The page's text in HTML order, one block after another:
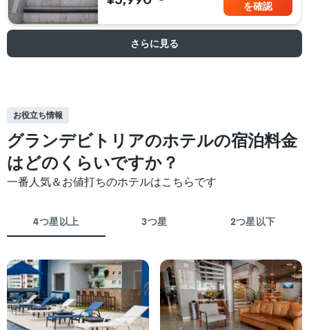
を確認
さらに見る
お役立ち情報
グランデビトリアのホテルの宿泊料金
はどのくらいですか？
一番人気＆お値打ちのホテルはこちらです
4つ星以上 3つ星 2つ星以下